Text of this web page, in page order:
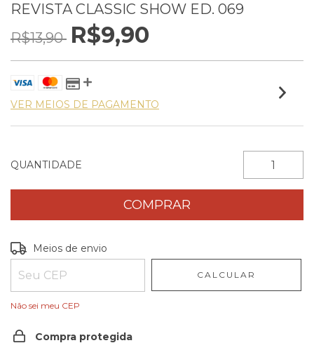
REVISTA CLASSIC SHOW ED. 069
R$13,90 R$9,90
VER MEIOS DE PAGAMENTO
QUANTIDADE
Entregas para o CEP:
Meios de envio
CALCULAR
Não sei meu CEP
Compra protegida